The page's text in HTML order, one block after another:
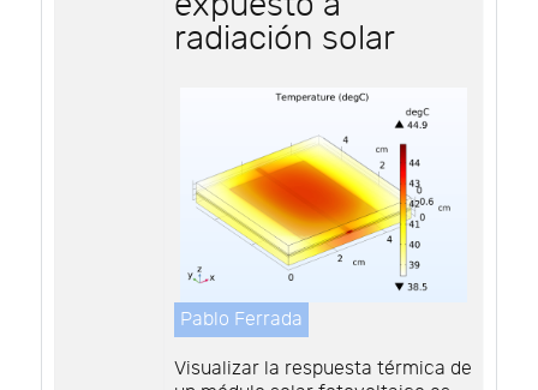
radiación solar
Pablo Ferrada
Visualizar la respuesta térmica de